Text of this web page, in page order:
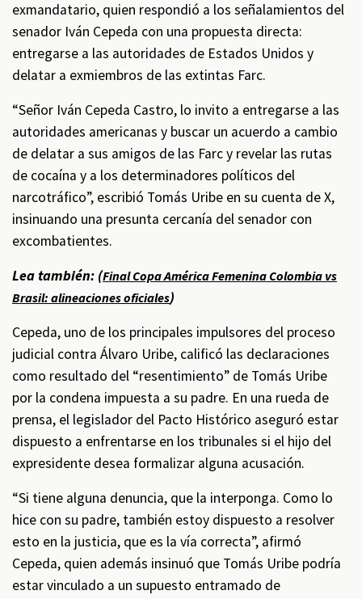
exmandatario, quien respondió a los señalamientos del
senador Iván Cepeda con una propuesta directa:
entregarse a las autoridades de Estados Unidos y
delatar a exmiembros de las extintas Farc.
“Señor Iván Cepeda Castro, lo invito a entregarse a las
autoridades americanas y buscar un acuerdo a cambio
de delatar a sus amigos de las Farc y revelar las rutas
de cocaína y a los determinadores políticos del
narcotráfico”, escribió Tomás Uribe en su cuenta de X,
insinuando una presunta cercanía del senador con
excombatientes.
Lea también: (Final Copa América Femenina Colombia vs
Brasil: alineaciones oficiales)
Cepeda, uno de los principales impulsores del proceso
judicial contra Álvaro Uribe, calificó las declaraciones
como resultado del “resentimiento” de Tomás Uribe
por la condena impuesta a su padre. En una rueda de
prensa, el legislador del Pacto Histórico aseguró estar
dispuesto a enfrentarse en los tribunales si el hijo del
expresidente desea formalizar alguna acusación.
“Si tiene alguna denuncia, que la interponga. Como lo
hice con su padre, también estoy dispuesto a resolver
esto en la justicia, que es la vía correcta”, afirmó
Cepeda, quien además insinuó que Tomás Uribe podría
estar vinculado a un supuesto entramado de